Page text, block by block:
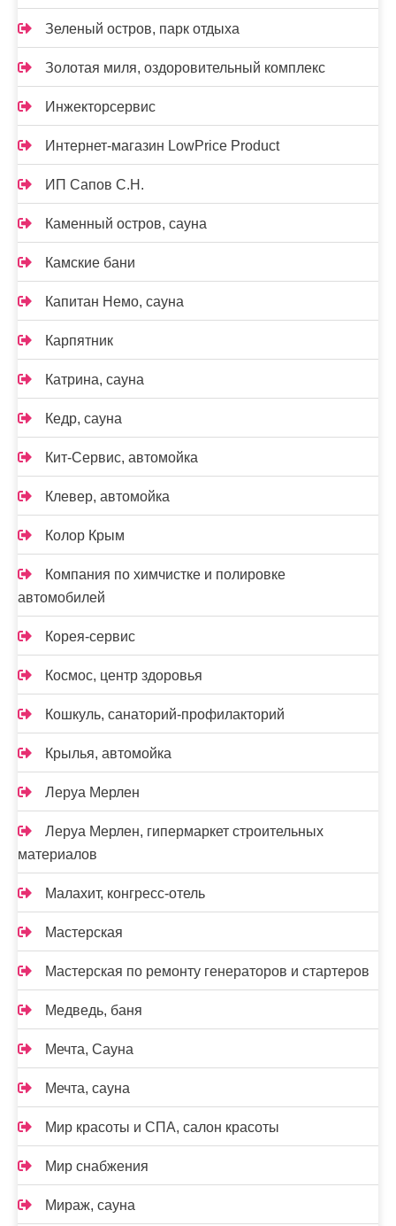
Зеленый остров, парк отдыха
Золотая миля, оздоровительный комплекс
Инжекторсервис
Интернет-магазин LowPrice Product
ИП Сапов С.Н.
Каменный остров, сауна
Камские бани
Капитан Немо, сауна
Карпятник
Катрина, сауна
Кедр, сауна
Кит-Сервис, автомойка
Клевер, автомойка
Колор Крым
Компания по химчистке и полировке
автомобилей
Корея-сервис
Космос, центр здоровья
Кошкуль, санаторий-профилакторий
Крылья, автомойка
Леруа Мерлен
Леруа Мерлен, гипермаркет строительных
материалов
Малахит, конгресс-отель
Мастерская
Мастерская по ремонту генераторов и стартеров
Медведь, баня
Мечта, Сауна
Мечта, сауна
Мир красоты и СПА, салон красоты
Мир снабжения
Мираж, сауна